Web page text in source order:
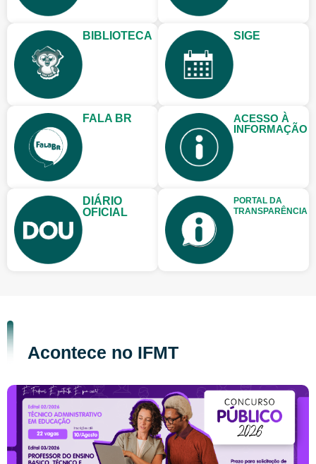
BIBLIOTECA SIGE
FALA BR
ACESSO À
INFORMAÇÃO
DIÁRIO
OFICIAL
PORTAL DA
TRANSPARÊNCIA
Acontece no IFMT